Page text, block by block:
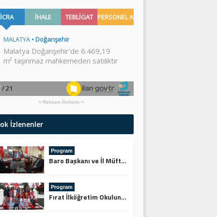
Reklam İletişim
İzlenenler
Program
Baro Başkanı ve İl Müftüsünden Keskin’e Ziyaret
Program
Fırat İlköğretim Okulundan Şehitliğe Ziyaret